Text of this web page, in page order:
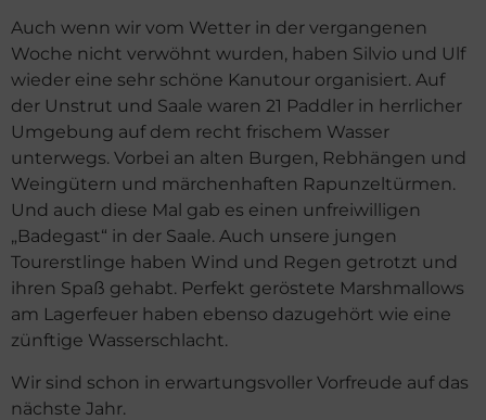
Auch wenn wir vom Wetter in der vergangenen
Woche nicht verwöhnt wurden, haben Silvio und Ulf
wieder eine sehr schöne Kanutour organisiert. Auf
der Unstrut und Saale waren 21 Paddler in herrlicher
Umgebung auf dem recht frischem Wasser
unterwegs. Vorbei an alten Burgen, Rebhängen und
Weingütern und märchenhaften Rapunzeltürmen.
Und auch diese Mal gab es einen unfreiwilligen
„Badegast“ in der Saale. Auch unsere jungen
Tourerstlinge haben Wind und Regen getrotzt und
ihren Spaß gehabt. Perfekt geröstete Marshmallows
am Lagerfeuer haben ebenso dazugehört wie eine
zünftige Wasserschlacht.
Wir sind schon in erwartungsvoller Vorfreude auf das
nächste Jahr.